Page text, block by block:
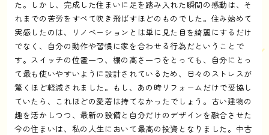
た。しかし、完成した住まいに足を踏み入れた瞬間の感動は、そ
れまでの苦労をすべて吹き飛ばすほどのものでした。住み始めて
実感したのは、リノベーションとは単に見た目を綺麗にするだけ
でなく、自分の動作や習慣に家を合わせる行為だということで
す。スイッチの位置一つ、棚の高さ一つをとっても、自分にとっ
て最も使いやすいように設計されているため、日々のストレスが
驚くほど軽減されました。もし、あの時リフォームだけで妥協し
ていたら、これほどの愛着は持てなかったでしょう。古い建物の
趣を活かしつつ、最新の設備と自分だけのデザインを融合させた
今の住まいは、私の人生において最高の投資となりました。中古